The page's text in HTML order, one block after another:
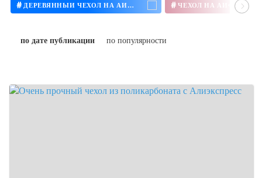
# ДЕРЕВЯННЫЙ ЧЕХОЛ НА АЙФОН # ЧЕХОЛ НА АЙФОН 11
по дате публикации по популярности